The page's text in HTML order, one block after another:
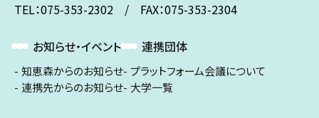
TEL：075-353-2302 / FAX：075-353-2304
お知らせ・イベント
知恵森からのお知らせ
連携先からのお知らせ
連携団体
プラットフォーム会議について
大学一覧